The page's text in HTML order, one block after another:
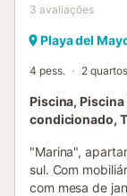
3 avaliações
Playa del
4 pess. 2 quartos
Piscina,
condicionado,
"Marina",
sul. Com
com mesa de